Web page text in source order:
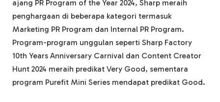
ajang PR Program of the Year 2024, Sharp meraih
penghargaan di beberapa kategori termasuk
Marketing PR Program dan Internal PR Program.
Program-program unggulan seperti Sharp Factory
10th Years Anniversary Carnival dan Content Creator
Hunt 2024 meraih predikat Very Good, sementara
program Purefit Mini Series mendapat predikat Good.